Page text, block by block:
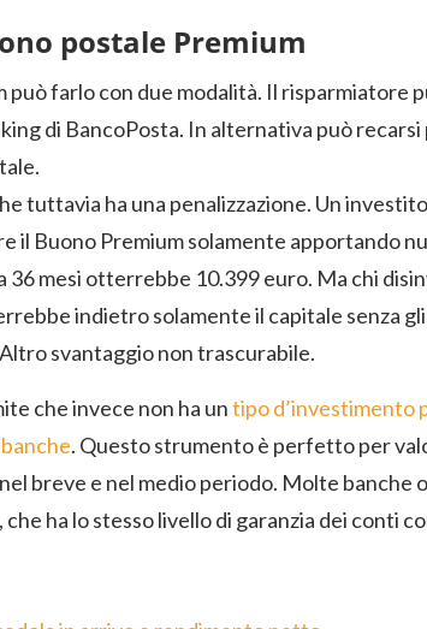
postale Premium
può farlo con due modalità. Il risparmiatore
di BancoPosta. In alternativa può recarsi
tuttavia ha una penalizzazione. Un
il Buono Premium solamente apportando
36 mesi otterrebbe 10.399 euro. Ma chi
indietro solamente il capitale senza
svantaggio non trascurabile.
che invece non ha untipo d’investimento
. Questo strumento è perfetto per
breve e nel medio periodo. Molte banche
ha lo stesso livello di garanzia dei conti